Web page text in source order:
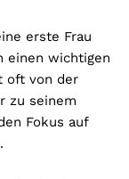
erste Frau
einen wichtigen
oft von der
zu seinem
Fokus auf